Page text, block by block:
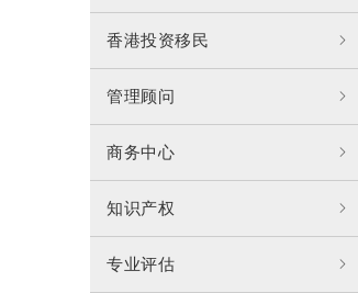
香港投资移民
管理顾问
商务中心
知识产权
专业评估